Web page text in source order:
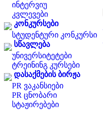
ინტერვიუ
კვლევები
კონკურსები
სტუდენტური კონკურსი
სწავლება
უნივერსიტეტები
ტრეინინგ კურსები
დასაქმების ბირჟა
PR ვაკანსიები
PR ცნობარი
სტაჟირებები